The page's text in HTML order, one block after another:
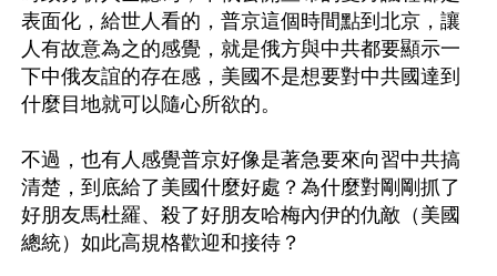
表面化，給世人看的，普京這個時間點到北京，讓
人有故意為之的感覺，就是俄方與中共都要顯示一
下中俄友誼的存在感，美國不是想要對中共國達到
什麼目地就可以隨心所欲的。
不過，也有人感覺普京好像是著急要來向習中共搞
清楚，到底給了美國什麼好處？為什麼對剛剛抓了
好朋友馬杜羅、殺了好朋友哈梅內伊的仇敵（美國
總統）如此高規格歡迎和接待？